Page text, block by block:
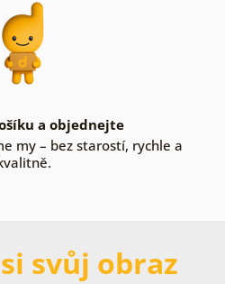
a objednejte
my – bez starostí, rychle a
svůj obraz